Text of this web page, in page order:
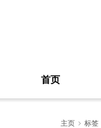
首页
主页 标签